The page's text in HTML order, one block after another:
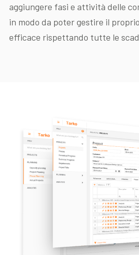
aggiungere fasi e attività delle
in modo da poter gestire il
efficace rispettando tutte le